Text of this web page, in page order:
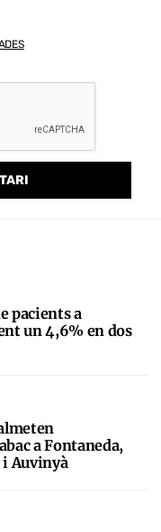
pacients a
un 4,6% en dos
a Fontaneda,
Auvinyà